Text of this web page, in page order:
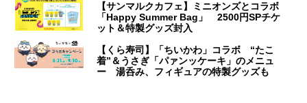
【サンマルクカフェ】ミニオンズとコラボ
「Happy Summer Bag」 2500円SPチケ
ット＆特製グッズ封入
【くら寿司】「ちいかわ」コラボ “たこ
着”＆うさぎ「パァンッケーキ」のメニュ
ー 湯呑み、フィギュアの特製グッズも